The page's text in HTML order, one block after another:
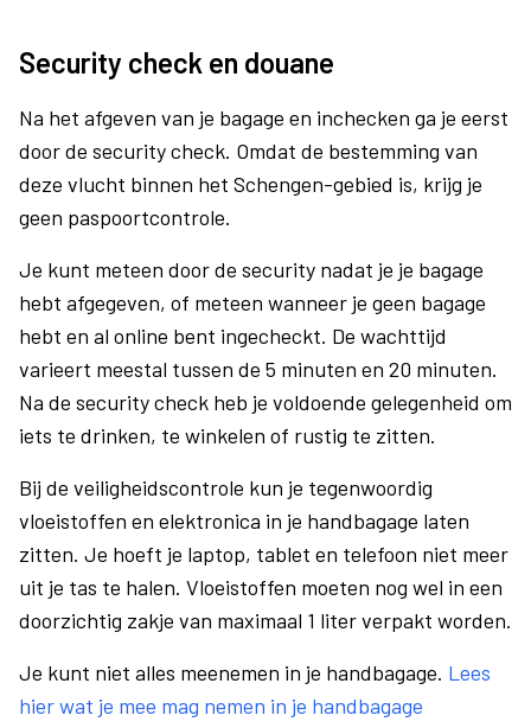
Security check en douane
Na het afgeven van je bagage en inchecken ga je eerst
door de security check. Omdat de bestemming van
deze vlucht binnen het Schengen-gebied is, krijg je
geen paspoortcontrole.
Je kunt meteen door de security nadat je je bagage
hebt afgegeven, of meteen wanneer je geen bagage
hebt en al online bent ingecheckt. De wachttijd
varieert meestal tussen de 5 minuten en 20 minuten.
Na de security check heb je voldoende gelegenheid om
iets te drinken, te winkelen of rustig te zitten.
Bij de veiligheidscontrole kun je tegenwoordig
vloeistoffen en elektronica in je handbagage laten
zitten. Je hoeft je laptop, tablet en telefoon niet meer
uit je tas te halen. Vloeistoffen moeten nog wel in een
doorzichtig zakje van maximaal 1 liter verpakt worden.
Je kunt niet alles meenemen in je handbagage. Lees
hier wat je mee mag nemen in je handbagage